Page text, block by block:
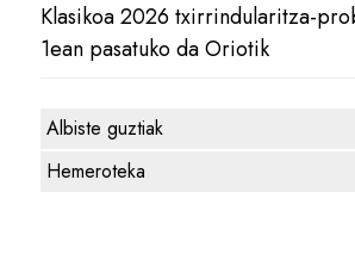
Klasikoa 2026 txirrindularitza-
1ean pasatuko da Oriotik
Albiste guztiak
Hemeroteka